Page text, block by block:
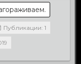
Публикации: 1